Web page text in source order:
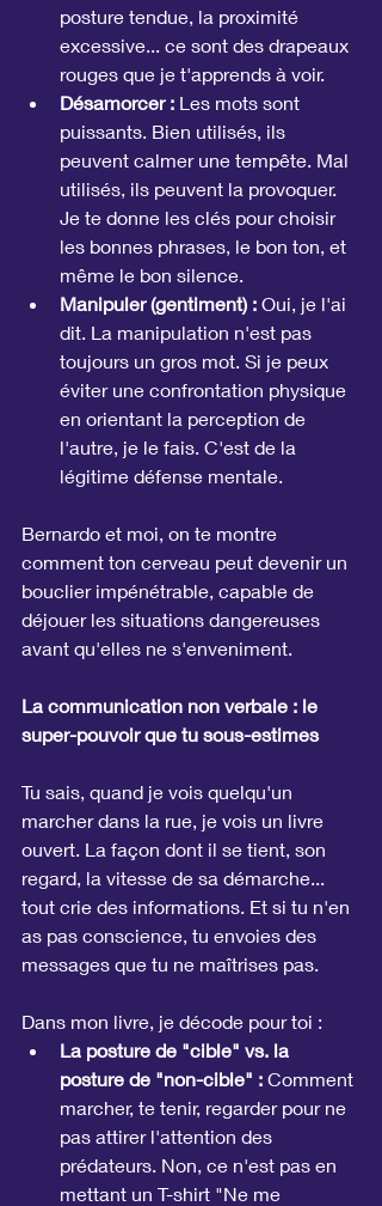
posture tendue, la proximité
excessive... ce sont des drapeaux
rouges que je t'apprends à voir.
Désamorcer : Les mots sont
puissants. Bien utilisés, ils
peuvent calmer une tempête. Mal
utilisés, ils peuvent la provoquer.
Je te donne les clés pour choisir
les bonnes phrases, le bon ton, et
même le bon silence.
Manipuler (gentiment) : Oui, je l'ai
dit. La manipulation n'est pas
toujours un gros mot. Si je peux
éviter une confrontation physique
en orientant la perception de
l'autre, je le fais. C'est de la
légitime défense mentale.
Bernardo et moi, on te montre
comment ton cerveau peut devenir un
bouclier impénétrable, capable de
déjouer les situations dangereuses
avant qu'elles ne s'enveniment.
La communication non verbale : le
super-pouvoir que tu sous-estimes
Tu sais, quand je vois quelqu'un
marcher dans la rue, je vois un livre
ouvert. La façon dont il se tient, son
regard, la vitesse de sa démarche...
tout crie des informations. Et si tu n'en
as pas conscience, tu envoies des
messages que tu ne maîtrises pas.
Dans mon livre, je décode pour toi :
La posture de "cible" vs. la
posture de "non-cible" : Comment
marcher, te tenir, regarder pour ne
pas attirer l'attention des
prédateurs. Non, ce n'est pas en
mettant un T-shirt "Ne me